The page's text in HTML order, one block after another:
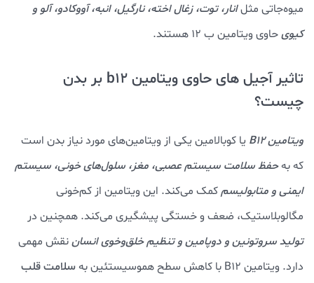
میوه‌جاتی مثلانار، توت، زغال اخته، نارگیل، انبه، آووکادو، آلو و
کیویحاوی ویتامین ب 12 هستند.
تاثیر آجیل های حاوی ویتامین b12 بر بدن
چیست؟
ویتامین B12
یا کوبالامین یکی از ویتامین‌های مورد نیاز بدن است
که بهحفظ سلامت سیستم عصبی، مغز، سلول‌های خونی، سیستم
ایمنی و متابولیسمکمک می‌کند. این ویتامین از کم‌خونی
مگالوبلاستیک، ضعف و خستگی پیشگیری می‌کند. همچنین در
تولید سروتونین و دوپامین و تنظیم خلق‌وخوی انساننقش مهمی
دارد. ویتامین B12 با کاهش سطح هموسیستئین به
سلامت قلب